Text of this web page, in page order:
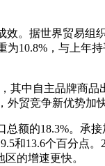
。据世界贸易组
10.8%，与上年
其中自主品牌商品
贸竞争新优势加快
额的18.3%。承
和13.6个百分点
的增速更快。